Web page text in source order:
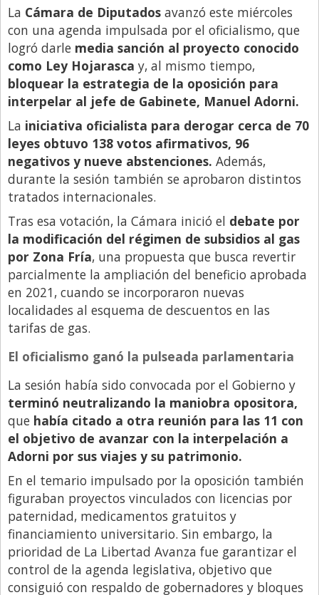
Libro de Quejas
Medios
Millonarios
Minuto Lanzamiento
Negocios
Opinion
País
Política
Publicidad y Marketing
Real Estate y Propiedades
Responsabilidad Social
Salidas
Santa Fe
Tecnología
Tendencias
Viajes
La Cámara de Diputados avanzó este miércoles
con una agenda impulsada por el oficialismo, que
logró darle media sanción al proyecto conocido
como Ley Hojarasca y, al mismo tiempo,
bloquear la estrategia de la oposición para
interpelar al jefe de Gabinete, Manuel Adorni.
La iniciativa oficialista para derogar cerca de 70
leyes obtuvo 138 votos afirmativos, 96
negativos y nueve abstenciones. Además,
durante la sesión también se aprobaron distintos
tratados internacionales.
Tras esa votación, la Cámara inició el debate por
la modificación del régimen de subsidios al gas
por Zona Fría, una propuesta que busca revertir
parcialmente la ampliación del beneficio aprobada
en 2021, cuando se incorporaron nuevas
localidades al esquema de descuentos en las
tarifas de gas.
El oficialismo ganó la pulseada parlamentaria
La sesión había sido convocada por el Gobierno y
terminó neutralizando la maniobra opositora,
que había citado a otra reunión para las 11 con
el objetivo de avanzar con la interpelación a
Adorni por sus viajes y su patrimonio.
En el temario impulsado por la oposición también
figuraban proyectos vinculados con licencias por
paternidad, medicamentos gratuitos y
financiamiento universitario. Sin embargo, la
prioridad de La Libertad Avanza fue garantizar el
control de la agenda legislativa, objetivo que
consiguió con respaldo de gobernadores y bloques